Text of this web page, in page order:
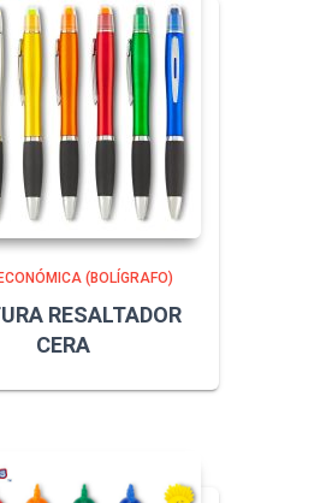
(BOLÍGRAFO)
RESALTADOR
CERA